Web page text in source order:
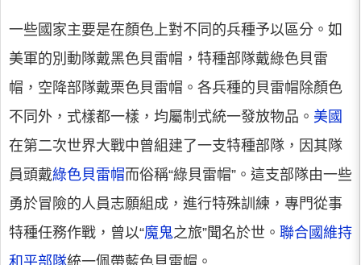
一些國家主要是在顏色上對不同的兵種予以區分。如
美軍的別動隊戴黑色貝雷帽，特種部隊戴綠色貝雷
帽，空降部隊戴栗色貝雷帽。各兵種的貝雷帽除顏色
不同外，式樣都一樣，均屬制式統一發放物品。 美國
在第二次世界大戰中曾組建了一支特種部隊，因其隊
員頭戴綠色貝雷帽而俗稱“綠貝雷帽”。這支部隊由一些
勇於冒險的人員志願組成，進行特殊訓練，專門從事
特種任務作戰，曾以“魔鬼之旅”聞名於世。 聯合國維持
和平部隊統一佩帶藍色貝雷帽。